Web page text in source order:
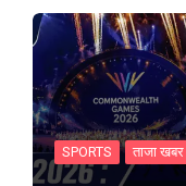
SPORTS ताजा खबर